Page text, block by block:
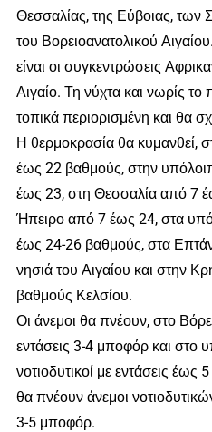
Θεσσαλίας, της Εύβοιας,
του Βορειοανατολικού
είναι οι συγκεντρώσεις
Αιγαίο. Τη νύχτα και νωρίς το
τοπικά περιορισμένη και θα
Η θερμοκρασία θα κυμανθεί,
έως 22 βαθμούς, στην
έως 23, στη Θεσσαλία από 7
Ήπειρο από 7 έως 24, στα
έως 24-26 βαθμούς, στα
νησιά του Αιγαίου και στην
βαθμούς Κελσίου.
Οι άνεμοι θα πνέουν, στο
εντάσεις 3-4 μποφόρ και στο
νοτιοδυτικοί με εντάσεις έως
θα πνέουν άνεμοι
3-5 μποφόρ.